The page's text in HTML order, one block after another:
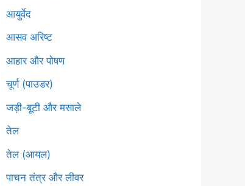
आयुर्वेद
आसव अरिष्ट
आहार और पोषण
चूर्ण (पाउडर)
जड़ी-बूटी और मसाले
तेल
तेल (आयल)
पाचन तंत्र और लीवर